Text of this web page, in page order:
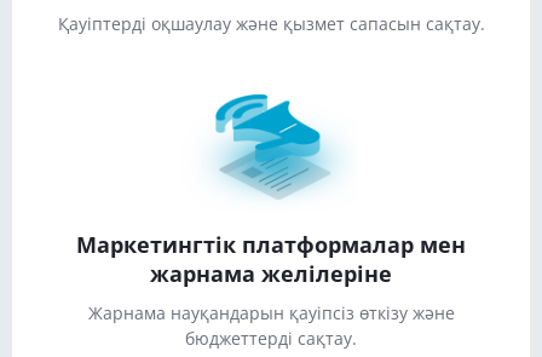
Қауіптерді оқшаулау және қызмет сапасын сақтау.
Маркетингтік платформалар мен
жарнама желілеріне
Жарнама науқандарын қауіпсіз өткізу және
бюджеттерді сақтау.